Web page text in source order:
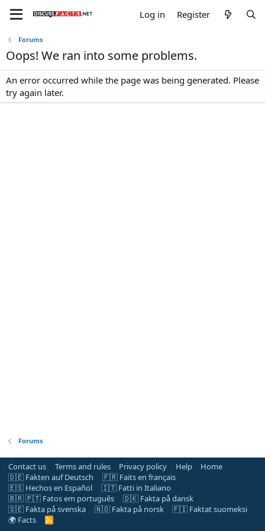
Log in Register
Forums
Oops! We ran into some problems.
An error occurred while the page was being generated. Please
try again later.
Forums
Contact us Terms and rules Privacy policy Help
Home
🇩🇪 Fakten auf Deutsch
🇫🇷 Faits en français
🇪🇸 Hechos en Español
🇮🇹 Fatti in Italiano
🇧🇷 🇵🇹 Fatos em português
🇩🇰 Fakta på dansk
🇸🇪 Fakta på svenska
🇳🇴 Fakta på norsk
🇫🇮 Faktat suomeksi
🌍 Facts
R